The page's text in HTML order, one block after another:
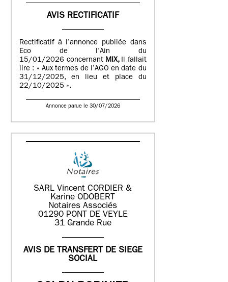
AVIS RECTIFICATIF
Rectificatif à l’annonce publiée dans
Eco de l’Ain du
15/01/2026 concernant MIX, Il fallait
lire : « Aux termes de l’AGO en date du
31/12/2025, en lieu et place du
22/10/2025 ».
Annonce parue le 30/07/2026
SARL Vincent CORDIER &
Karine ODOBERT
Notaires Associés
01290 PONT DE VEYLE
31 Grande Rue
AVIS DE TRANSFERT DE SIEGE
SOCIAL